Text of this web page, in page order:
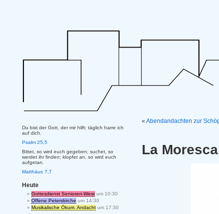
« Abendandachten zur
La
Du bist der Gott, der mir hilft; täglich harre ich
auf dich.
Psalm 25,5
Bittet, so wird euch gegeben; suchet, so
werdet ihr finden; klopfet an, so wird euch
aufgetan.
Matthäus 7,7
Heute
Gottesdienst Senioren-West um 10:30
Offene Peterskirche um 14:30
Musikalische Ökum. Andacht um 17:30